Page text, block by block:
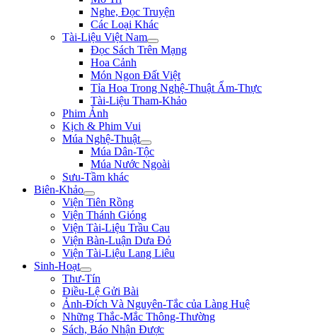
Nghe, Đọc Truyện
Các Loại Khác
Tài-Liệu Việt Nam
Đọc Sách Trên Mạng
Hoa Cảnh
Món Ngon Đất Việt
Tỉa Hoa Trong Nghệ-Thuật Ẩm-Thực
Tài-Liệu Tham-Khảo
Phim Ảnh
Kịch & Phim Vui
Múa Nghệ-Thuật
Múa Dân-Tộc
Múa Nước Ngoài
Sưu-Tầm khác
Biên-Khảo
Viện Tiên Rồng
Viện Thánh Gióng
Viện Tài-Liệu Trầu Cau
Viện Bàn-Luận Dưa Đỏ
Viện Tài-Liệu Lang Liêu
Sinh-Hoạt
Thư-Tín
Điều-Lệ Gửi Bài
Ảnh-Đích Và Nguyên-Tắc của Làng Huệ
Những Thắc-Mắc Thông-Thường
Sách, Báo Nhận Được